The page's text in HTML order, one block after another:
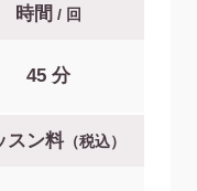
時間 / 回
45 分
スン料（税込）